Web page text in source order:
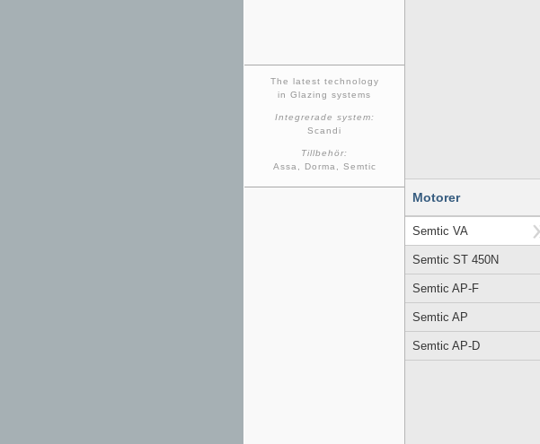
The latest technology
in Glazing systems
Integrerade system:
Scandi
Tillbehör:
Assa, Dorma, Semtic
Motorer
Semtic VA
Semtic ST 450N
Semtic AP-F
Semtic AP
Semtic AP-D